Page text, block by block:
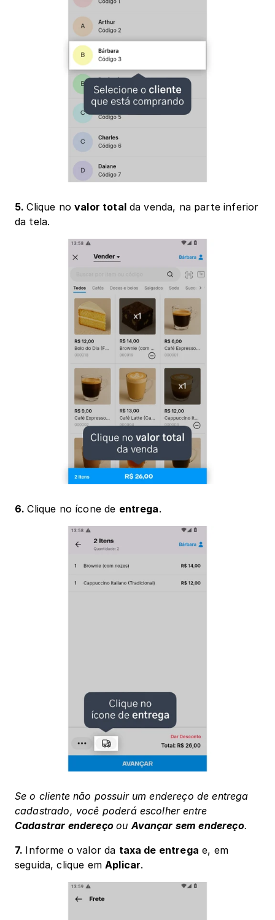
5. Clique no valor total da venda, na parte inferior
da tela.
6. Clique no ícone de entrega.
Se o cliente não possuir um endereço de entrega
Cadastrar endereço ou Avançar sem endereço.
7. Informe o valor da taxa de entrega e, em
seguida, clique em Aplicar.